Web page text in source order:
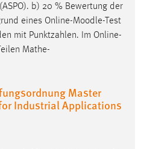
b) 20 % Bewertung der
eines Online-Moodle-Test
mit Punktzahlen. Im Online-
Mathe-
Master
Industrial Applications